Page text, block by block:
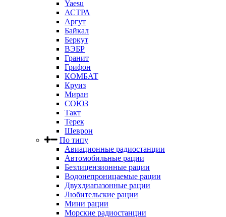
Yaesu
АСТРА
Аргут
Байкал
Беркут
ВЭБР
Гранит
Грифон
КОМБАТ
Круиз
Миран
СОЮЗ
Такт
Терек
Шеврон
По типу
Авиационные радиостанции
Автомобильные рации
Безлицензионные рации
Водонепроницаемые рации
Двухдиапазонные рации
Любительские рации
Мини рации
Морские радиостанции